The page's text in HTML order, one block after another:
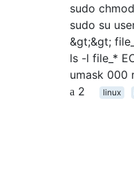
sudo
sudo su
&gt;&gt;
ls -l file_*
umask 000
2
linux